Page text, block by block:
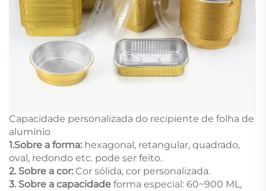
Capacidade personalizada do recipiente de folha de
alumínio
1.Sobre a forma: hexagonal, retangular, quadrado,
oval, redondo etc. pode ser feito.
2. Sobre a cor: Cor sólida, cor personalizada.
3. Sobre a capacidade forma especial: 60~900 ML,